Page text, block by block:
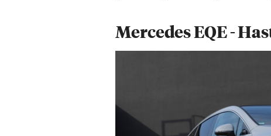
Mercedes EQE -